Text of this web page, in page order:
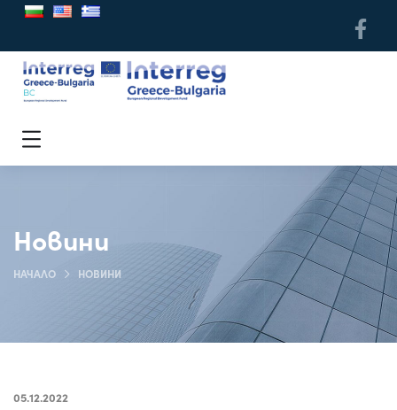
Новини
НАЧАЛО НОВИНИ
05.12.2022